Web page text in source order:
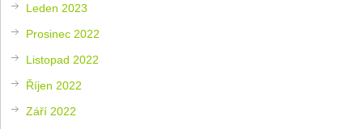
Leden 2023
Prosinec 2022
Listopad 2022
Říjen 2022
Září 2022